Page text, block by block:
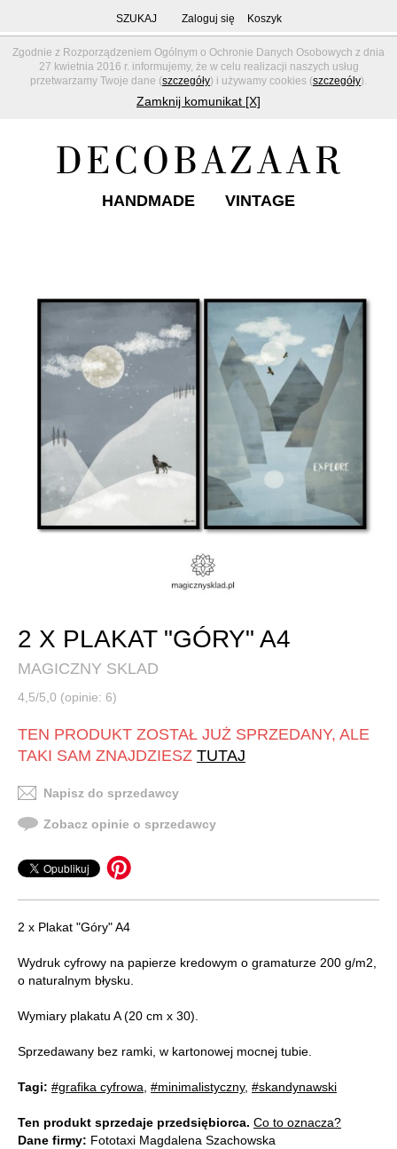
Zgodnie z Rozporządzeniem Ogólnym o Ochronie Danych Osobowych z dnia
27 kwietnia 2016 r. informujemy, że w celu realizacji naszych usług
przetwarzamy Twoje dane (szczegóły) i używamy cookies (szczegóły).
Zamknij komunikat [X]
SZUKAJ Zaloguj się Koszyk
HANDMADE VINTAGE
2 X PLAKAT "GÓRY" A4
MAGICZNY SKLAD
4,5/5,0 (opinie: 6)
TEN PRODUKT ZOSTAŁ JUŻ SPRZEDANY, ALE
TAKI SAM ZNAJDZIESZ TUTAJ
Napisz do sprzedawcy
Zobacz opinie o sprzedawcy
2 x Plakat "Góry" A4
Wydruk cyfrowy na papierze kredowym o gramaturze 200 g/m2,
o naturalnym błysku.
Wymiary plakatu A (20 cm x 30).
Sprzedawany bez ramki, w kartonowej mocnej tubie.
Tagi: #grafika cyfrowa #minimalistyczny, #skandynawski
Ten produkt sprzedaje przedsiębiorca. Co to oznacza?
Dane firmy: Fototaxi Magdalena Szachowska